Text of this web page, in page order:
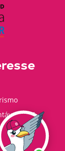
2035
2023
- Todos os